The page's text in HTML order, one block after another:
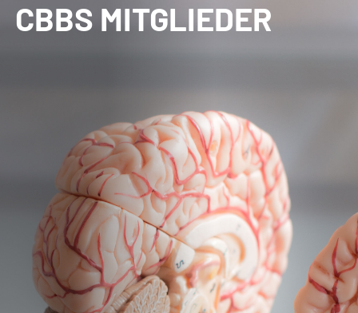
CBBS MITGLIEDER